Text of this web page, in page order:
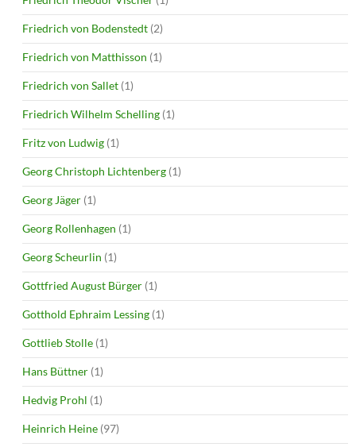
Friedrich von Bodenstedt (2)
Friedrich von Matthisson (1)
Friedrich von Sallet (1)
Friedrich Wilhelm Schelling (1)
Fritz von Ludwig (1)
Georg Christoph Lichtenberg (1)
Georg Jäger (1)
Georg Rollenhagen (1)
Georg Scheurlin (1)
Gottfried August Bürger (1)
Gotthold Ephraim Lessing (1)
Gottlieb Stolle (1)
Hans Büttner (1)
Hedvig Prohl (1)
Heinrich Heine (97)